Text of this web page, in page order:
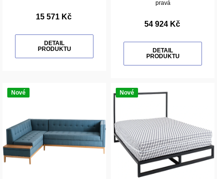
15 571 Kč
DETAIL
PRODUKTU
pravá
54 924 Kč
DETAIL
PRODUKTU
Nové Nové